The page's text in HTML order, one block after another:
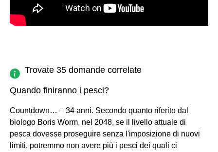
Trovate 35 domande correlate
Quando finiranno i pesci?
Countdown… – 34 anni. Secondo quanto riferito dal
biologo Boris Worm, nel 2048, se il livello attuale di
pesca dovesse proseguire senza l'imposizione di nuovi
limiti, potremmo non avere più i pesci dei quali ci